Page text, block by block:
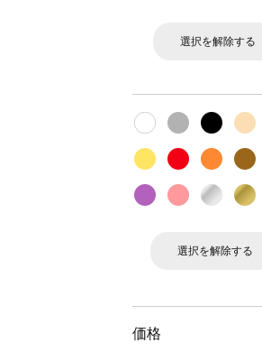
選択を解除する
選択を解除する
価格